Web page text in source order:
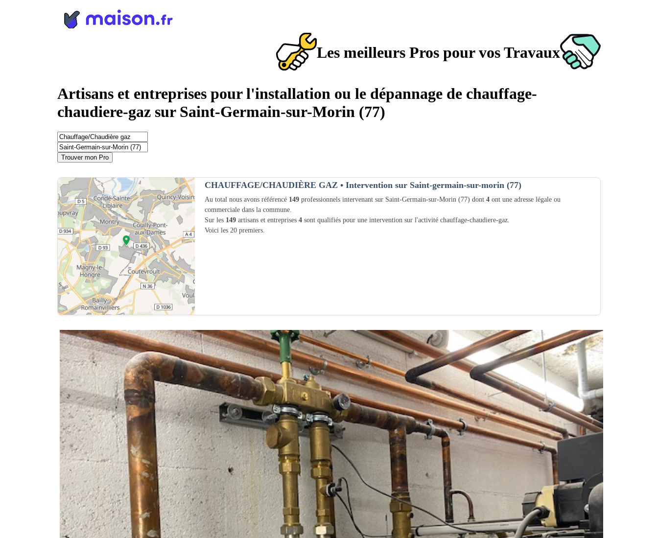
Les meilleurs Pros pour vos Travaux
Artisans et entreprises pour l'installation ou le dépannage de chauffage-
chaudiere-gaz sur Saint-Germain-sur-Morin (77)
Trouver mon Pro
CHAUFFAGE/CHAUDIÈRE GAZ • Intervention sur Saint-germain-sur-morin (77)
Au total nous avons référencé 149 professionnels intervenant sur Saint-Germain-sur-Morin (77) dont 4 ont une adresse légale ou
commerciale dans la commune.
Sur les 149 artisans et entreprises 4 sont qualifiés pour une intervention sur l'activité chauffage-chaudiere-gaz.
Voici les 20 premiers.